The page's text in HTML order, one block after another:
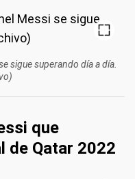
sigue superando día a día.
que
de Qatar 2022